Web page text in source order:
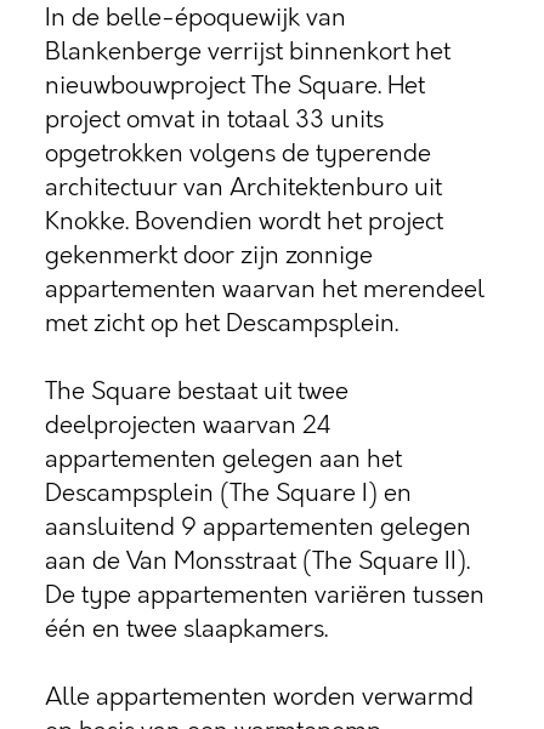
In de belle-époquewijk van
Blankenberge verrijst binnenkort het
nieuwbouwproject The Square. Het
project omvat in totaal 33 units
opgetrokken volgens de typerende
architectuur van Architektenburo uit
Knokke. Bovendien wordt het project
gekenmerkt door zijn zonnige
appartementen waarvan het merendeel
met zicht op het Descampsplein.
The Square bestaat uit twee
deelprojecten waarvan 24
appartementen gelegen aan het
Descampsplein (The Square I) en
aansluitend 9 appartementen gelegen
aan de Van Monsstraat (The Square II).
De type appartementen variëren tussen
één en twee slaapkamers.
Alle appartementen worden verwarmd